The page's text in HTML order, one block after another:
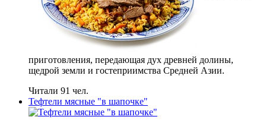
приготовления, передающая дух древней долины,
щедрой земли и гостеприимства Средней Азии.
Читали 91 чел.
Тефтели мясные "в шапочке"